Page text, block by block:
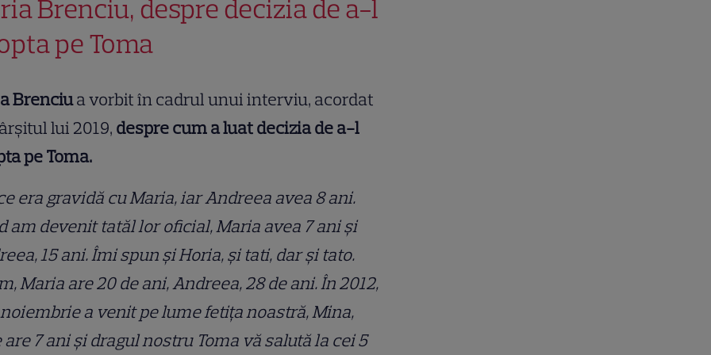
Brenciu, despre decizia de a-l
pe Toma
Brenciua vorbit în cadrul unui interviu, acordat
lui 2019, despre cum a luat decizia de a-l
pe Toma.
era gravidă cu Maria, iar Andreea avea 8 ani.
am devenit tatăl lor oficial, Maria avea 7 ani şi
15 ani. Îmi spun şi Horia, şi tati, dar şi tato.
Maria are 20 de ani, Andreea, 28 de ani. În 2012,
noiembrie a venit pe lume fetiţa noastră, Mina,
are 7 ani şi dragul nostru Toma vă salută la cei 5